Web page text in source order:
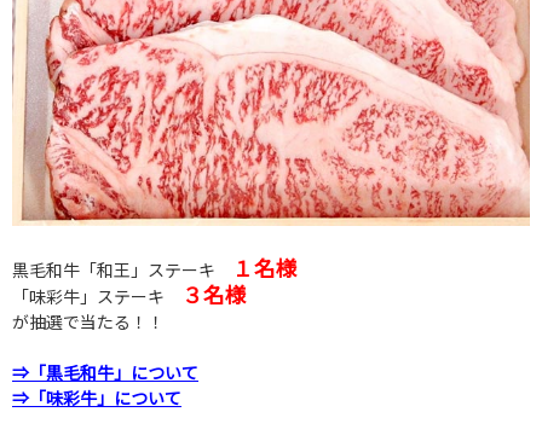
黒毛和牛「和王」ステーキ １名様
「味彩牛」ステーキ ３名様
が抽選で当たる！！
⇒「黒毛和牛」について
⇒「味彩牛」について